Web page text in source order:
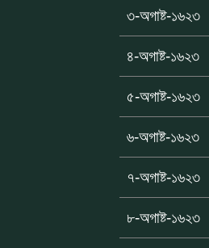
৩-অগাষ্ট-১৬২৩
৪-অগাষ্ট-১৬২৩
৫-অগাষ্ট-১৬২৩
৬-অগাষ্ট-১৬২৩
৭-অগাষ্ট-১৬২৩
৮-অগাষ্ট-১৬২৩